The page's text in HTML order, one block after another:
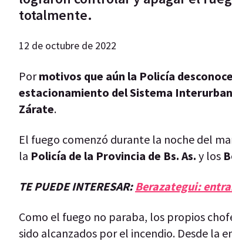
totalmente.
12 de octubre de 2022
Pormotivos que aún la Policía desconoce
estacionamiento del Sistema
Zárate.
El fuego comenzó durante la noche del
la Policía de la Provincia de Bs. As. y los
TE PUEDE INTERESAR: Berazategui:
Como el fuego no paraba, los propios
sido alcanzados por el incendio. Desde la